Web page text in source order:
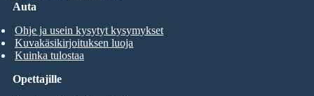
Auta
Ohje ja usein kysytyt kysymykset
Kuvakäsikirjoituksen luoja
Kuinka tulostaa
Opettajille